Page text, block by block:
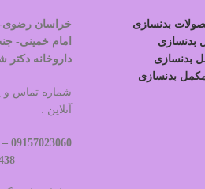
بدنسازی
بدنسازی
بدنسازی
بدنسازی
خراسان رضوی-
امام خمینی-
داروخانه دکتر
شماره تماس و
آنلاین :
09157023060 –